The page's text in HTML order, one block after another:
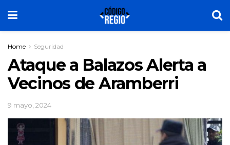
Home Seguridad
Ataque a Balazos Alerta a
Vecinos de Aramberri
9 mayo, 2024